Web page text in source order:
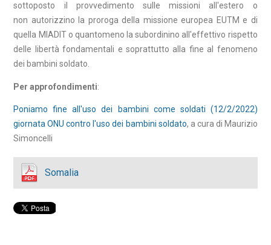
sottoposto il provvedimento sulle missioni all'estero o
non autorizzino la proroga della missione europea EUTM e di
quella MIADIT o quantomeno la subordinino all'effettivo rispetto
delle libertà fondamentali e soprattutto alla fine al fenomeno
dei bambini soldato.
Per approfondimenti:
Poniamo fine all'uso dei bambini come soldati (12/2/2022)
giornata ONU contro l'uso dei bambini soldato, a cura di Maurizio
Simoncelli
Somalia